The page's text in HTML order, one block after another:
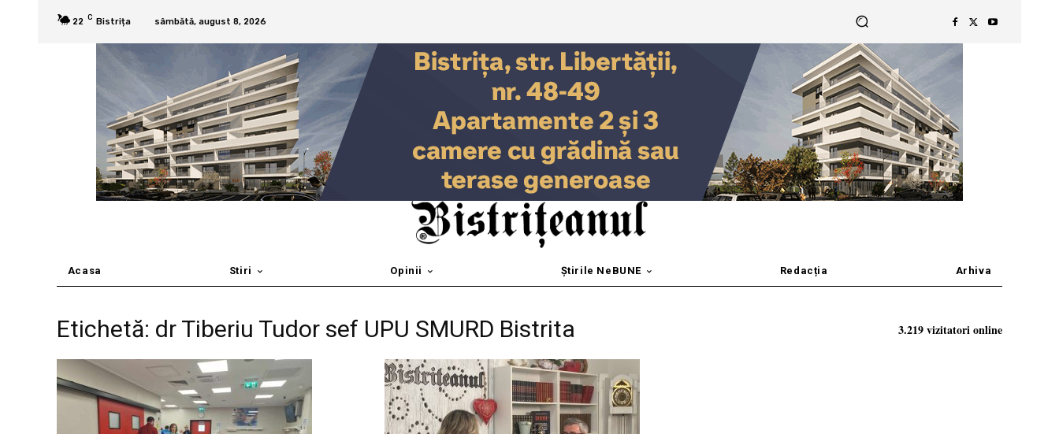
22 C Bistrița sâmbătă, august 8, 2026
Acasa Stiri Opinii Știrile NeBUNE Redacția Arhiva
Etichetă: dr Tiberiu Tudor sef UPU SMURD Bistrita 3.219 vizitatori online